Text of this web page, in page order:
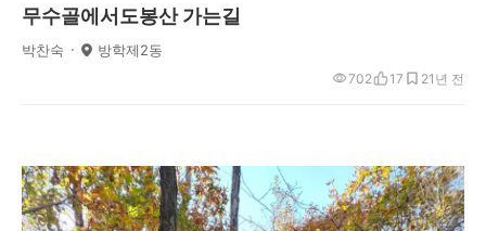
무수골에서도봉산 가는길
박찬숙 방학제2동
1년 전
702 17 2